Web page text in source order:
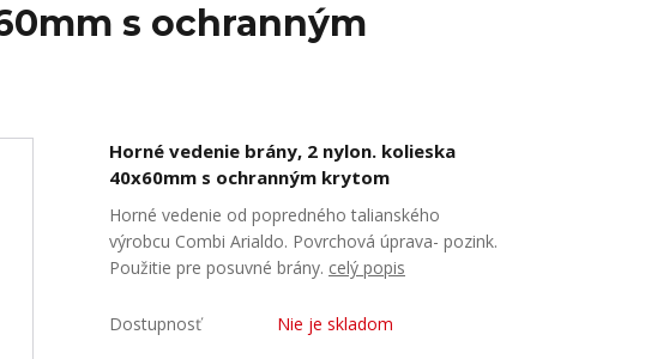
s ochranným
Horné vedenie brány, 2 nylon. kolieska
40x60mm s ochranným krytom
Horné vedenie od popredného talianského
výrobcu Combi Arialdo. Povrchová úprava- pozink.
Použitie pre posuvné brány. celý popis
Dostupnosť Nie je skladom